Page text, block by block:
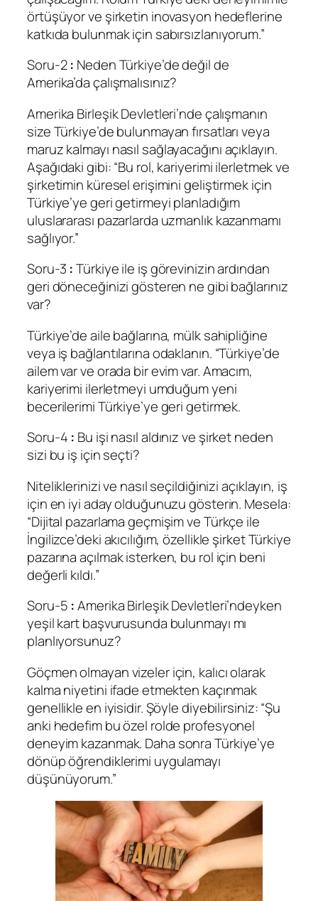
örtüşüyor ve şirketin inovasyon hedeflerine
katkıda bulunmak için sabırsızlanıyorum.”
Soru-2: Neden Türkiye’de değil de
Amerika’da çalışmalısınız?
Amerika Birleşik Devletleri’nde çalışmanın
size Türkiye’de bulunmayan fırsatları veya
maruz kalmayı nasıl sağlayacağını açıklayın.
Aşağıdaki gibi: “Bu rol, kariyerimi ilerletmek ve
şirketimin küresel erişimini geliştirmek için
Türkiye’ye geri getirmeyi planladığım
uluslararası pazarlarda uzmanlık kazanmamı
sağlıyor.”
Soru-3 :Türkiye ile iş görevinizin ardından
geri döneceğinizi gösteren ne gibi bağlarınız
var?
Türkiye’de aile bağlarına, mülk sahipliğine
veya iş bağlantılarına odaklanın. “Türkiye’de
ailem var ve orada bir evim var. Amacım,
kariyerimi ilerletmeyi umduğum yeni
becerilerimi Türkiye’ye geri getirmek.
Soru-4 : Bu işi nasıl aldınız ve şirket neden
sizi bu iş için seçti?
Niteliklerinizi ve nasıl seçildiğinizi açıklayın, iş
için en iyi aday olduğunuzu gösterin. Mesela:
“Dijital pazarlama geçmişim ve Türkçe ile
İngilizce’deki akıcılığım, özellikle şirket Türkiye
pazarına açılmak isterken, bu rol için beni
değerli kıldı.”
Soru-5 :Amerika Birleşik Devletleri’ndeyken
yeşil kart başvurusunda bulunmayı mı
planlıyorsunuz?
Göçmen olmayan vizeler için, kalıcı olarak
kalma niyetini ifade etmekten kaçınmak
genellikle en iyisidir. Şöyle diyebilirsiniz: “Şu
anki hedefim bu özel rolde profesyonel
deneyim kazanmak. Daha sonra Türkiye’ye
dönüp öğrendiklerimi uygulamayı
düşünüyorum.”